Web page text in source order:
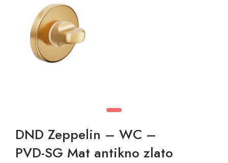
DND Zeppelin – WC –
PVD-SG Mat antikno zlato